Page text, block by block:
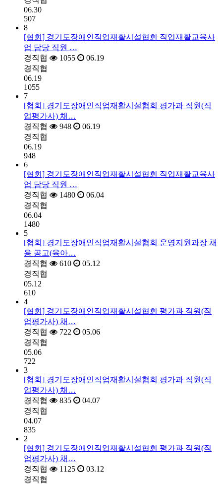
06.30
507
8
[협회] 경기도장애인직업재활시설협회 직업재활교육사
업 담당 직원 …
경직협
1055
06.19
경직협
06.19
1055
7
[협회] 경기도장애인직업재활시설협회 평가과 직원(직
업평가사) 채…
경직협
948
06.19
경직협
06.19
948
6
[협회] 경기도장애인직업재활시설협회 직업재활교육사
업 담당 직원 …
경직협
1480
06.04
경직협
06.04
1480
5
[협회] 경기도장애인직업재활시설협회 운영지원과장 채
용 공고(육아…
경직협
610
05.12
경직협
05.12
610
4
[협회] 경기도장애인직업재활시설협회 평가과 직원(직
업평가사) 채…
경직협
722
05.06
경직협
05.06
722
3
[협회] 경기도장애인직업재활시설협회 평가과 직원(직
업평가사) 채…
경직협
835
04.07
경직협
04.07
835
2
[협회] 경기도장애인직업재활시설협회 평가과 직원(직
업평가사) 채…
경직협
1125
03.12
경직협